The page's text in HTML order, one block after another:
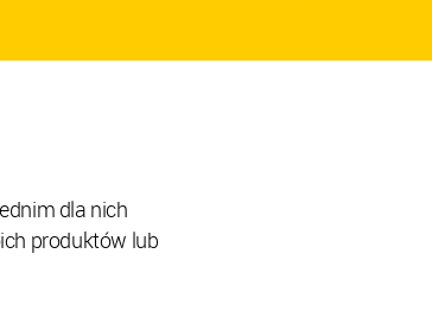
dla nich
produktów lub